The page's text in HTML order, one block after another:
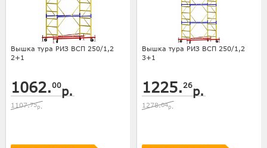
Вышка тура РИЗ ВСП 250/1,2
2+1
1062.00р.
1107.75р.
Вышка тура РИЗ ВСП 250/1,2
3+1
1225. 26р.
1278.04р.